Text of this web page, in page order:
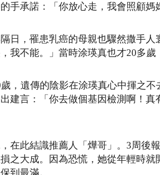
手承諾：「你放心走，我會照顧媽
日，罹患乳癌的母親也驟然撒手
我不能。」當時涂瑛真也才20多歲
，遺傳的陰影在涂瑛真心中揮之
建言：「你去做個基因檢測啊！
在此結識推薦人「燁哥」。3周後
之大成。因為恐慌，她從年輕時
到最滿。